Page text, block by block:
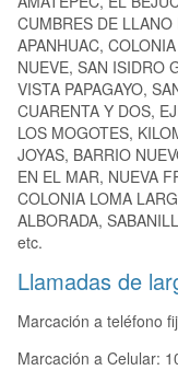
CUMBRES DE
APANHUAC,
NUEVE, SAN ISIDRO
VISTA PAPAGAYO,
CUARENTA Y DOS,
LOS MOGOTES,
JOYAS, BARRIO
EN EL MAR, NUEVA
COLONIA LOMA
ALBORADA,
etc.
Llamadas de
Marcación a teléfono
Marcación a Celular: